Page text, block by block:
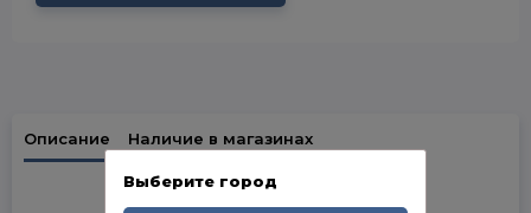
Описание Наличие в магазинах
Выберите город